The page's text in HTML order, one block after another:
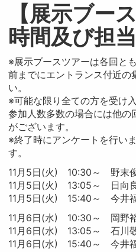
【展示ブー
時間及び担当
※展示ブースツアーは各回と
前までにエントランス付近の
い。
※可能な限り全ての方を受け
参加人数多数の場合には他の
がございます。
※終了時にアンケートを行い
す。
11月5日(火) 10:30～ 野末俊
11月5日(火) 13:05～ 日向良
11月5日(火) 15:40～ 今井福
11月6日(水) 10:30～ 岡野裕
11月6日(水) 13:05～ 石川敬
11月6日(水) 15:40～ 今井福